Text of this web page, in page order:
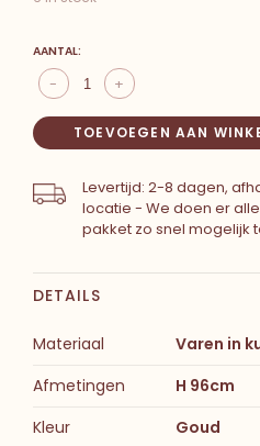
AANTAL:
+
-
TOEVOEGEN AAN
Levertijd: 2-8 dagen,
locatie - We doen er
pakket zo snel mogelijk
DETAILS
Materiaal
Varen in
Afmetingen
H 96cm
Kleur
Goud